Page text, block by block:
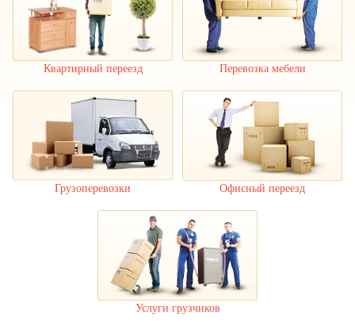
Квартирный переезд Перевозка мебели
Грузоперевозки Офисный переезд
Услуги грузчиков